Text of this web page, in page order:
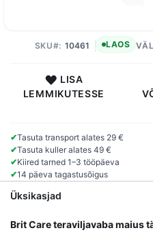
SKU 10461 LAOS
LISA
LEMMIKUTESSE
✔Tasuta transport alates 29 €
✔Tasuta kuller alates 49 €
✔Kiired tarned 1–3 tööpäeva
✔14 päeva tagastusõigus
Üksikasjad
Brit Care teraviljavaba maius